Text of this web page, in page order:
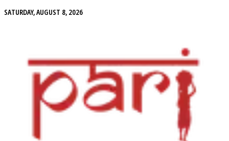
SATURDAY, AUGUST 8, 2026